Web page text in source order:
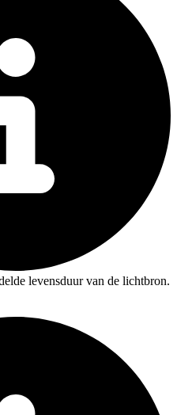
levensduur van de lichtbron.